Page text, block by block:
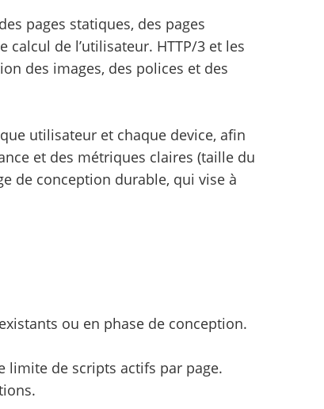
pages statiques, des pages
de l’utilisateur. HTTP/3 et les
des images, des polices et des
utilisateur et chaque device, afin
et des métriques claires (taille du
de conception durable, qui vise à
ou en phase de conception.
limite de scripts actifs par page.